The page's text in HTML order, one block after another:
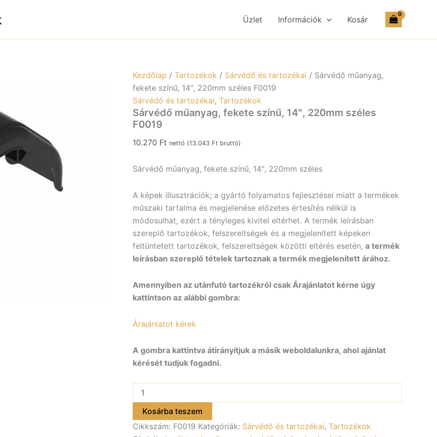
Üzlet Információk Kosár
Kezdőlap / Tartozékok / Sárvédő és tartozékai / Sárvédő műanyag,
fekete színű, 14″, 220mm széles F0019
Sárvédő és tartozékai, Tartozékok
Sárvédő műanyag, fekete színű, 14″, 220mm széles
F0019
10.270 Ft nettó (13.043 Ft bruttó)
Sárvédő műanyag, fekete színű, 14″, 220mm széles
A képek illusztrációk; a gyártó folyamatos fejlesztései miatt a termékek
műszaki tartalma és megjelenése előzetes értesítés nélkül is
módosulhat, ezért a tényleges kivitel eltérhet. A termék leírásban
szereplő tartozékok, felszereltségek és a megjelenített képeken
feltüntetett tartozékok, felszereltségek közötti eltérés esetén, a termék
leírásban szereplő tételek tartoznak a termék megjelenített árához.
Amennyiben az utánfutó tartozékról csak Árajánlatot kérne úgy
kattintson az alábbi gombra:
Árajánlatot kérek
A gombra kattintva átirányítjuk a másik weboldalunkra, ahol ajánlat
kérését tudjuk fogadni.
műanyag,
fekete
színű,
14″,
Kosárba teszem
Cikkszám: F0019 Kategóriák: Sárvédő és tartozékai, Tartozékok
F0019